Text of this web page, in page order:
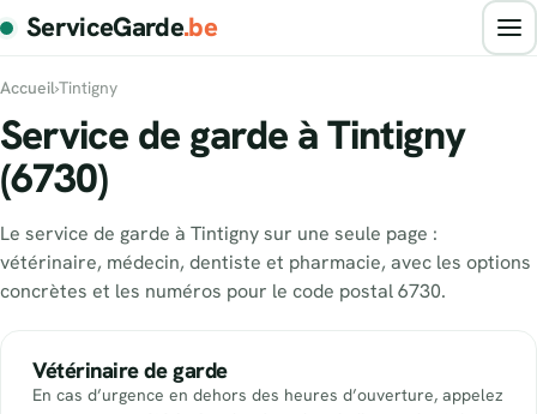
ServiceGarde.be
Accueil›Tintigny
Service de garde à Tintigny
(6730)
Le service de garde à Tintigny sur une seule page :
vétérinaire, médecin, dentiste et pharmacie, avec les options
concrètes et les numéros pour le code postal 6730.
Vétérinaire de garde
En cas d’urgence en dehors des heures d’ouverture, appelez